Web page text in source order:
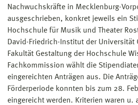
Nachwuchskräfte in Mecklenburg-
ausgeschrieben, konkret jeweils ein
Hochschule für Musik und Theater
David-Friedrich-Institut der Universität
Fakultät Gestaltung der Hochschule
Fachkommission wählt die
eingereichten Anträgen aus. Die
Förderperiode konnten bis zum 28.
eingereicht werden. Kriterien waren u.